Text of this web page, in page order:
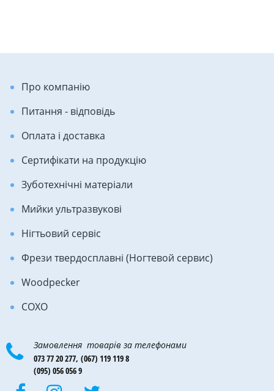
Про компанію
Питання - відповідь
Оплата і доставка
Сертифікати на продукцію
Зуботехнічні матеріали
Мийки ультразвукові
Нігтьовий сервіс
Фрези твердосплавні (Ногтевой сервис)
Woodpecker
COXO
Замовлення товарів за телефонами
073 77 20 277, (067) 119 119 8
(095) 056 056 9